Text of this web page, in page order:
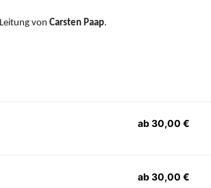
von Carsten Paap.
ab 30,00 €
ab 30,00 €